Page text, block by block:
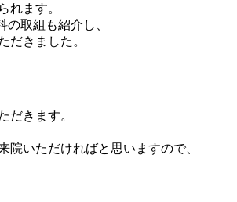
れます。
取組も紹介し、
だきました。
だきます。
院いただければと思いますので、